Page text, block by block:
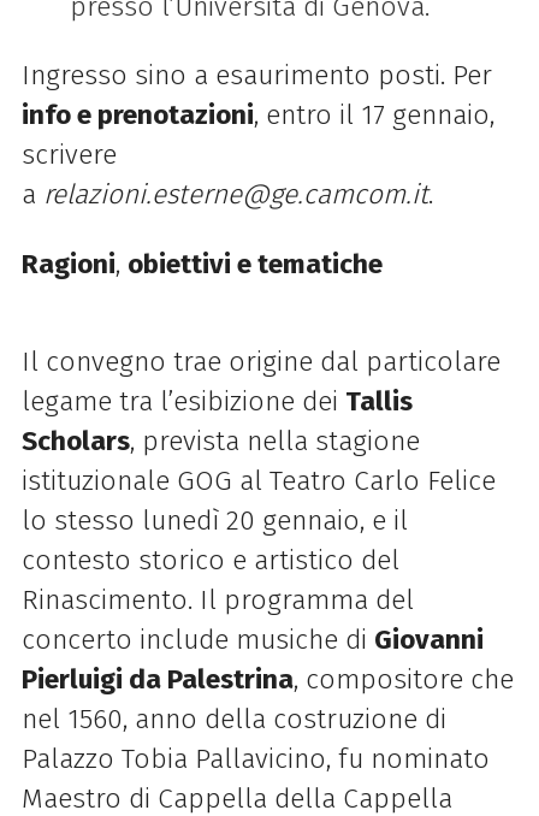
presso l’Università di Genova.
Ingresso sino a esaurimento posti. Per
info e prenotazioni, entro il 17 gennaio,
scrivere
a relazioni.esterne@ge.camcom.it.
Ragioni, obiettivi e tematiche
Il convegno trae origine dal particolare
legame tra l’esibizione dei Tallis
Scholars, prevista nella stagione
istituzionale GOG al Teatro Carlo Felice
lo stesso lunedì 20 gennaio, e il
contesto storico e artistico del
Rinascimento. Il programma del
concerto include musiche di Giovanni
Pierluigi da Palestrina, compositore che
nel 1560, anno della costruzione di
Palazzo Tobia Pallavicino, fu nominato
Maestro di Cappella della Cappella